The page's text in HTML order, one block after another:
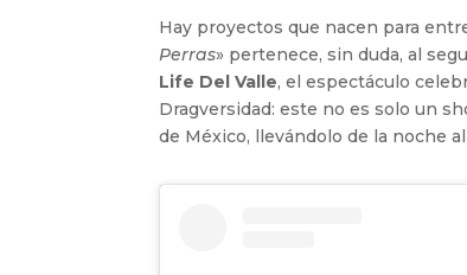
Hay proyectos que nacen para
Perras» pertenece, sin duda, al
Life Del Valle, el espectáculo
Dragversidad: este no es solo un
de México, llevándolo de la noche